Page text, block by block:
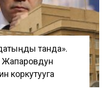
танда».
Жапаровдун
коркутууга